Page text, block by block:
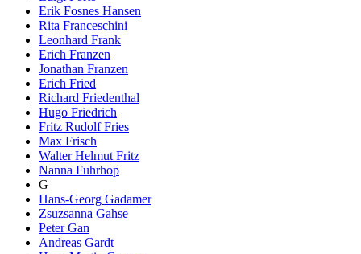
Erik Fosnes Hansen
Rita Franceschini
Leonhard Frank
Erich Franzen
Jonathan Franzen
Erich Fried
Richard Friedenthal
Hugo Friedrich
Fritz Rudolf Fries
Max Frisch
Walter Helmut Fritz
Nanna Fuhrhop
G
Hans-Georg Gadamer
Zsuzsanna Gahse
Peter Gan
Andreas Gardt